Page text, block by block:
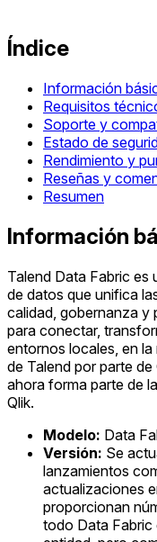
Índice
Información
Requisitos
Soporte y
Estado de
Rendimiento y
Reseñas y
Resumen
Información
Talend Data Fabric es
de datos que unifica
calidad, gobernanza y
para conectar,
entornos locales, en
de Talend por parte
ahora forma parte de
Qlik.
Modelo: Data
Versión: Se
lanzamientos
actualizaciones
proporcionan
todo Data